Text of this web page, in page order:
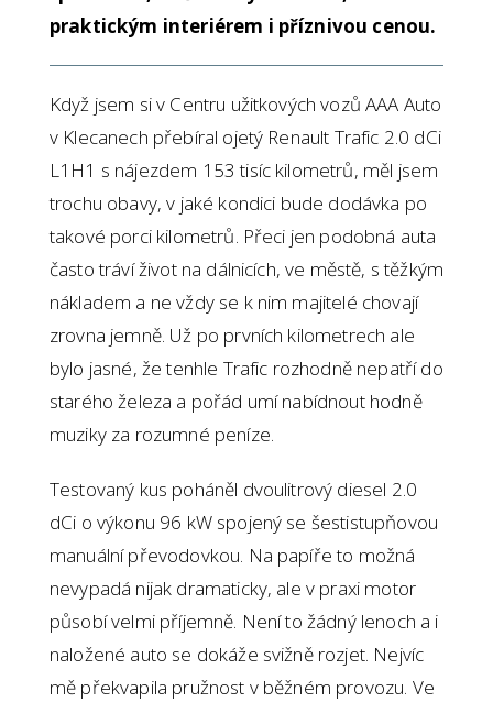
praktickým interiérem i příznivou cenou.
Když jsem si v Centru užitkových vozů AAA Auto
v Klecanech přebíral ojetý Renault Trafic 2.0 dCi
L1H1 s nájezdem 153 tisíc kilometrů, měl jsem
trochu obavy, v jaké kondici bude dodávka po
takové porci kilometrů. Přeci jen podobná auta
často tráví život na dálnicích, ve městě, s těžkým
nákladem a ne vždy se k nim majitelé chovají
zrovna jemně. Už po prvních kilometrech ale
bylo jasné, že tenhle Trafic rozhodně nepatří do
starého železa a pořád umí nabídnout hodně
muziky za rozumné peníze.
Testovaný kus poháněl dvoulitrový diesel 2.0
dCi o výkonu 96 kW spojený se šestistupňovou
manuální převodovkou. Na papíře to možná
nevypadá nijak dramaticky, ale v praxi motor
působí velmi příjemně. Není to žádný lenoch a i
naložené auto se dokáže svižně rozjet. Nejvíc
mě překvapila pružnost v běžném provozu. Ve